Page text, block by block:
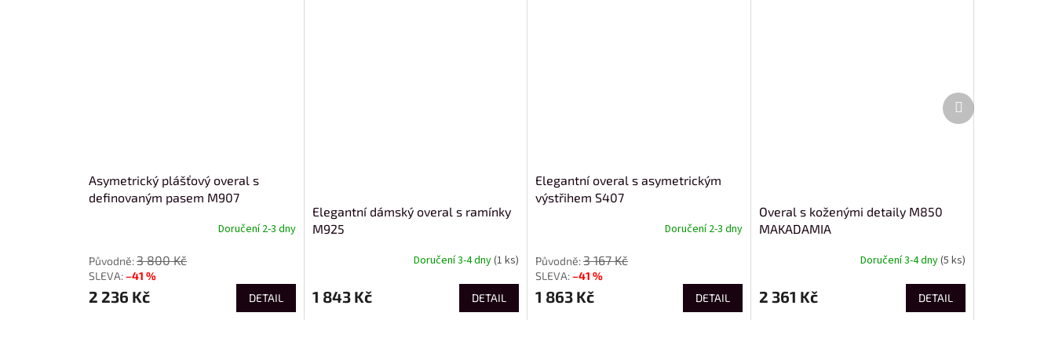
Asymetrický plášťový overal s
definovaným pasem M907
Doručení 2-3 dny
3 800 Kč
–41 %
2 236 Kč DETAIL
Elegantní dámský overal s ramínky
M925
Doručení 3-4 dny(1 ks)
1 843 Kč DETAIL
Elegantní overal s asymetrickým
výstřihem S407
Doručení 2-3 dny
3 167 Kč
–41 %
1 863 Kč DETAIL
Overal s koženými detaily M850
MAKADAMIA
Doručení 3-4 dny(5 ks)
2 361 Kč DETAIL
Další
produkt